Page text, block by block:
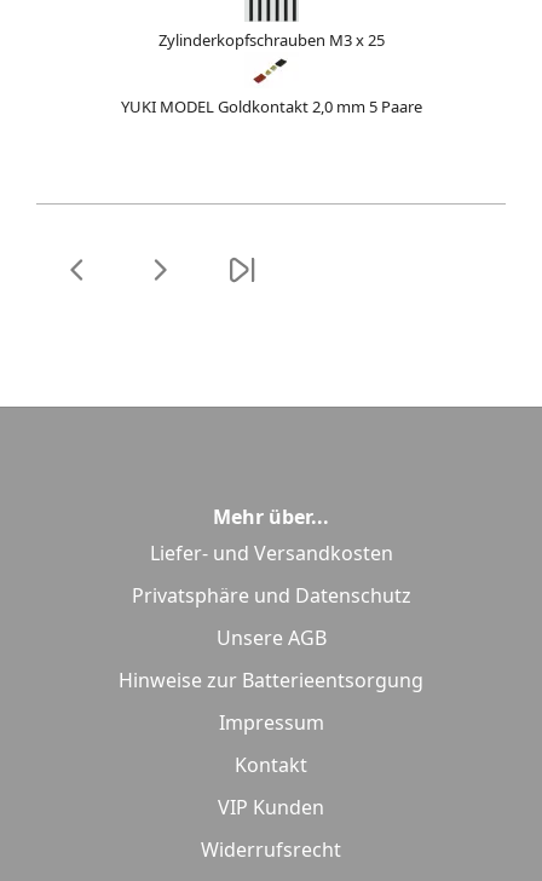
Zylinderkopfschrauben M3 x 25
YUKI MODEL Goldkontakt 2,0 mm 5 Paare
Mehr über...
Liefer- und Versandkosten
Privatsphäre und Datenschutz
Unsere AGB
Hinweise zur Batterieentsorgung
Impressum
Kontakt
VIP Kunden
Widerrufsrecht